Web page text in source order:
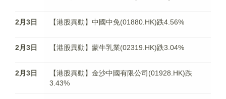
2月3日 【港股異動】中國中免(01880.HK)跌4.56%
2月3日 【港股異動】蒙牛乳業(02319.HK)跌3.04%
2月3日
【港股異動】金沙中國有限公司(01928.HK)跌
3.43%